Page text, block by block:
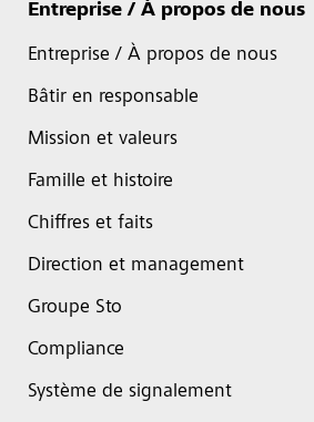
Entreprise / À propos de nous
Entreprise / À propos de nous
Bâtir en responsable
Mission et valeurs
Famille et histoire
Chiffres et faits
Direction et management
Groupe Sto
Compliance
Système de signalement